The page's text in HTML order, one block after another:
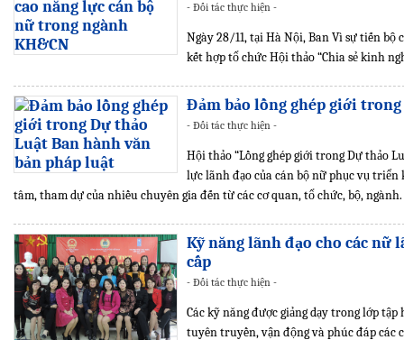
- Đối tác thực hiện -
Ngày 28/11, tại Hà Nội, Ban Vì sự tiến
kết hợp tổ chức Hội thảo “Chia sẻ kinh
Đảm bảo lồng ghép giới
- Đối tác thực hiện -
Hội thảo “Lồng ghép giới trong Dự thảo
lực lãnh đạo của cán bộ nữ phục vụ triển
tâm, tham dự của nhiều chuyên gia đến từ các cơ quan, tổ chức, bộ, ngành.
Kỹ năng lãnh đạo cho các nữ
cấp
- Đối tác thực hiện -
Các kỹ năng được giảng dạy trong lớp
tuyên truyền, vận động và phúc đáp